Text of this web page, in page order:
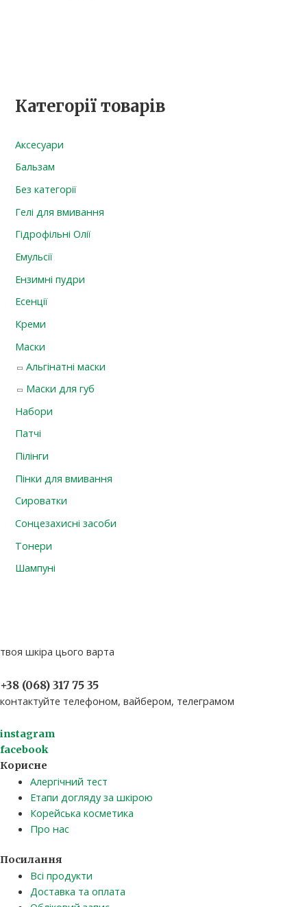
Категорії товарів
Аксесуари
Бальзам
Без категорії
Гелі для вмивання
Гідрофільні Олії
Емульсії
Ензимні пудри
Есенції
Креми
Маски
Альгінатні маски
Маски для губ
Набори
Патчі
Пілінги
Пінки для вмивання
Сироватки
Сонцезахисні засоби
Тонери
Шампуні
твоя шкіра цього варта
+38 (068) 317 75 35​
контактуйте телефоном, вайбером, телеграмом
instagram
facebook
Корисне
Алергічний тест
Етапи догляду за шкірою
Корейська косметика
Про нас
Посилання
Всі продукти
Доставка та оплата